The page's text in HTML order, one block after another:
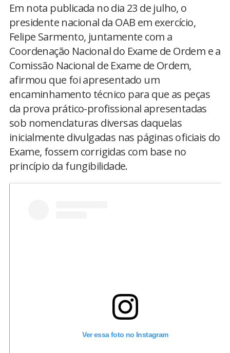
Em nota publicada no dia 23 de julho, o
presidente nacional da OAB em exercício,
Felipe Sarmento, juntamente com a
Coordenação Nacional do Exame de Ordem e a
Comissão Nacional de Exame de Ordem,
afirmou que foi apresentado um
encaminhamento técnico para que as peças
da prova prático-profissional apresentadas
sob nomenclaturas diversas daquelas
inicialmente divulgadas nas páginas oficiais do
Exame, fossem corrigidas com base no
princípio da fungibilidade.
Ver essa foto no Instagram